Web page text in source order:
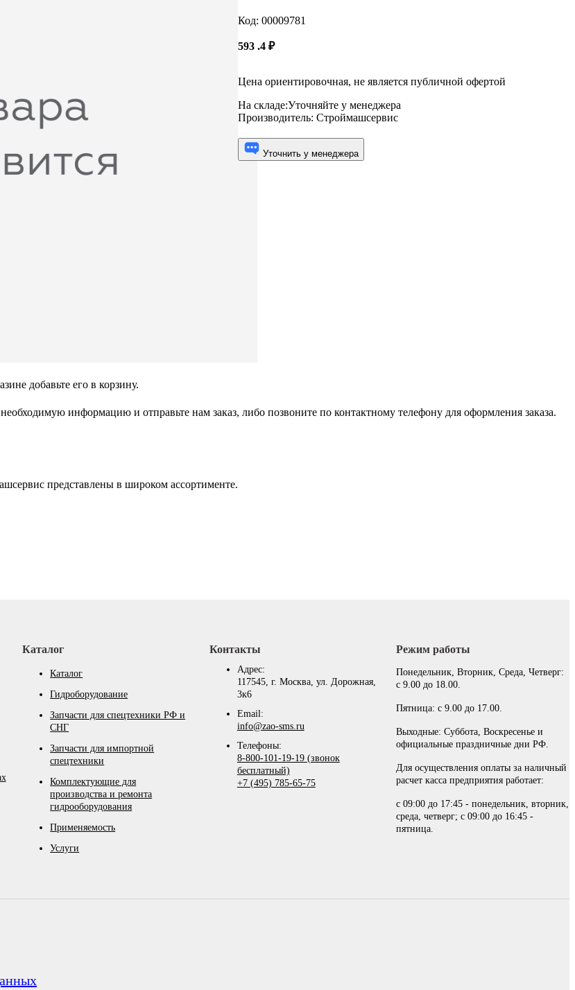
Код: 00009781
593.4 ₽
Цена ориентировочная, не является публичной офертой
На складе:Уточняйте у менеджера
Производитель:Строймашсервис
Уточнить у менеджера
добавьте его в корзину.
информацию и отправьте нам заказ, либо позвоните по контактному телефону для оформления заказа.
представлены в широком ассортименте.
Каталог
Каталог
Гидроборудование
Запчасти для спецтехники РФ и
СНГ
Запчасти для импортной
спецтехники
Комплектующие для
производства и ремонта
гидрооборудования
Применяемость
Услуги
Контакты
Адрес:
117545, г. Москва, ул. Дорожная,
3к6
Email:
info@zao-sms.ru
Телефоны:
8-800-101-19-19 (звонок
бесплатный)
+7 (495) 785-65-75
Режим работы
Понедельник, Вторник, Среда, Четверг:
с 9.00 до 18.00.
Пятница: с 9.00 до 17.00.
Выходные: Суббота, Воскресенье и
официальные праздничные дни РФ.
Для осуществления оплаты за наличный
расчет касса предприятия работает:
с 09:00 до 17:45 - понедельник, вторник,
среда, четверг; с 09:00 до 16:45 -
пятница.